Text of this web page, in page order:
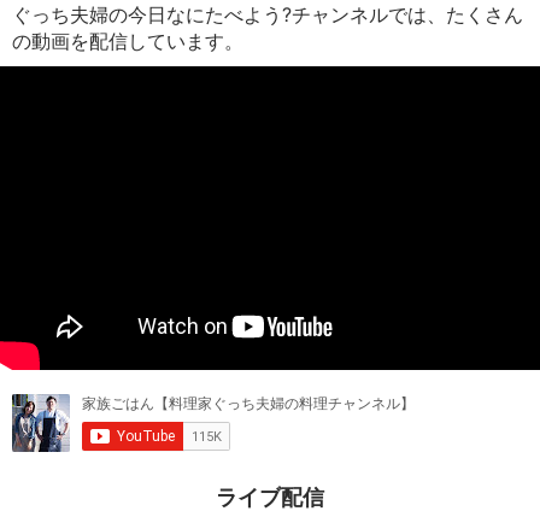
ぐっち夫婦の今日なにたべよう?チャンネルでは、たくさん
の動画を配信しています。
ライブ配信